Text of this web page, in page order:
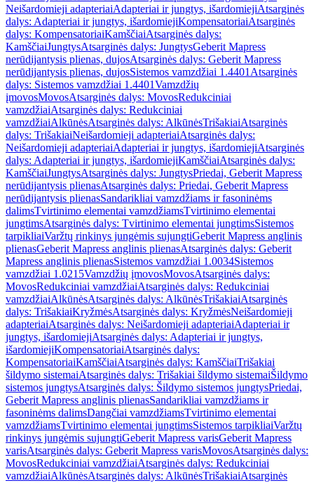
Neišardomieji adapteriaiAdapteriai ir jungtys, išardomiejiAtsarginės
dalys: Adapteriai ir jungtys, išardomiejiKompensatoriaiAtsarginės
dalys: KompensatoriaiKamščiaiAtsarginės dalys:
KamščiaiJungtysAtsarginės dalys: JungtysGeberit Mapress
nerūdijantysis plienas, dujosAtsarginės dalys: Geberit Mapress
nerūdijantysis plienas, dujosSistemos vamzdžiai 1.4401 Atsarginės
dalys: Sistemos vamzdžiai 1.4401Vamzdžių
įmovosMovosAtsarginės dalys: MovosRedukciniai
vamzdžiaiAtsarginės dalys: Redukciniai
vamzdžiaiAlkūnėsAtsarginės dalys: AlkūnėsTrišakiaiAtsarginės
dalys: TrišakiaiNeišardomieji adapteriaiAtsarginės dalys:
Neišardomieji adapteriaiAdapteriai ir jungtys, išardomiejiAtsarginės
dalys: Adapteriai ir jungtys, išardomiejiKamščiaiAtsarginės dalys:
KamščiaiJungtysAtsarginės dalys: JungtysPriedai, Geberit Mapress
nerūdijantysis plienasAtsarginės dalys: Priedai, Geberit Mapress
nerūdijantysis plienasSandarikliai vamzdžiams ir fasoninėms
dalimsTvirtinimo elementai vamzdžiamsTvirtinimo elementai
jungtimsAtsarginės dalys: Tvirtinimo elementai jungtimsSistemos
tarpikliaiVaržtų rinkinys jungėmis sujungtiGeberit Mapress anglinis
plienasGeberit Mapress anglinis plienasAtsarginės dalys: Geberit
Mapress anglinis plienasSistemos vamzdžiai 1.0034Sistemos
vamzdžiai 1.0215Vamzdžių įmovosMovosAtsarginės dalys:
MovosRedukciniai vamzdžiaiAtsarginės dalys: Redukciniai
vamzdžiaiAlkūnėsAtsarginės dalys: AlkūnėsTrišakiaiAtsarginės
dalys: TrišakiaiKryžmėsAtsarginės dalys: KryžmėsNeišardomieji
adapteriaiAtsarginės dalys: Neišardomieji adapteriaiAdapteriai ir
jungtys, išardomiejiAtsarginės dalys: Adapteriai ir jungtys,
išardomiejiKompensatoriaiAtsarginės dalys:
KompensatoriaiKamščiaiAtsarginės dalys: KamščiaiTrišakiai
šildymo sistemaiAtsarginės dalys: Trišakiai šildymo sistemaiŠildymo
sistemos jungtysAtsarginės dalys: Šildymo sistemos jungtysPriedai,
Geberit Mapress anglinis plienasSandarikliai vamzdžiams ir
fasoninėms dalimsDangčiai vamzdžiamsTvirtinimo elementai
vamzdžiamsTvirtinimo elementai jungtimsSistemos tarpikliaiVaržtų
rinkinys jungėmis sujungtiGeberit Mapress varisGeberit Mapress
varisAtsarginės dalys: Geberit Mapress varisMovosAtsarginės dalys:
MovosRedukciniai vamzdžiaiAtsarginės dalys: Redukciniai
vamzdžiaiAlkūnėsAtsarginės dalys: AlkūnėsTrišakiaiAtsarginės